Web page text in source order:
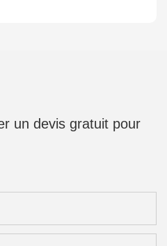
un devis gratuit pour